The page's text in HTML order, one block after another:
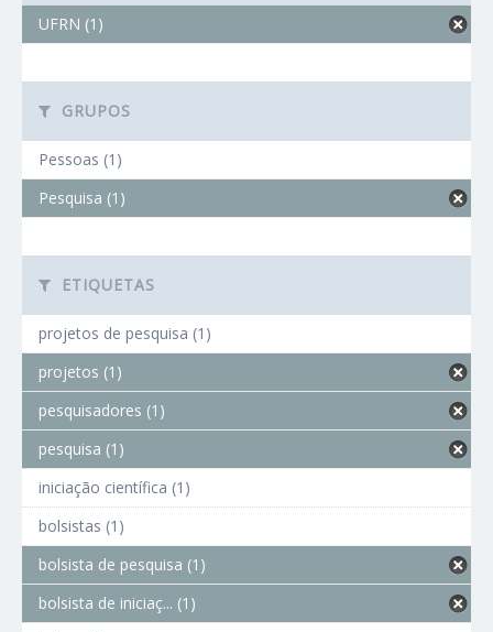
UFRN (1)
GRUPOS
Pessoas (1)
Pesquisa (1)
ETIQUETAS
projetos de pesquisa (1)
projetos (1)
pesquisadores (1)
pesquisa (1)
iniciação científica (1)
bolsistas (1)
bolsista de pesquisa (1)
bolsista de iniciaç... (1)